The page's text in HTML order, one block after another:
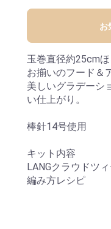
お
玉巻直径約25cmほ
お揃いのフード＆
美しいグラデーシ
い仕上がり。
棒針14号使用
キット内容
LANGクラウド
編み方レシピ